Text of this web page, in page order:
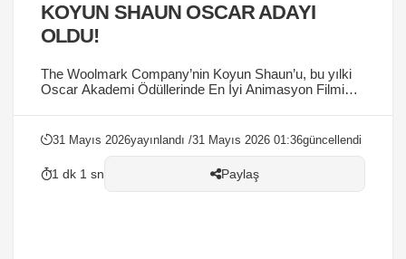
KOYUN SHAUN OSCAR ADAYI
OLDU!
The Woolmark Company’nin Koyun Shaun’u, bu yılki
Oscar Akademi Ödüllerinde En İyi Animasyon Filmi
31 Mayıs 2026yayınlandı /31 Mayıs 2026 01:36güncellendi
1 dk 1 sn Paylaş